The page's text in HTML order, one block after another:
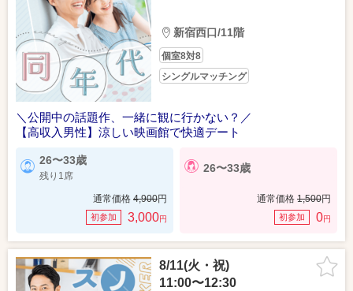
新宿西口/11階
個室8対8
シングルマッチング
＼公開中の話題作、一緒に観に行かない？／
【高収入男性】涼しい映画館で快適デート
26〜33歳
残り1席
通常価格 4,900円
初参加 3,000円
26〜33歳
通常価格 1,500円
初参加 0円
8/11(火・祝)
11:00〜12:30